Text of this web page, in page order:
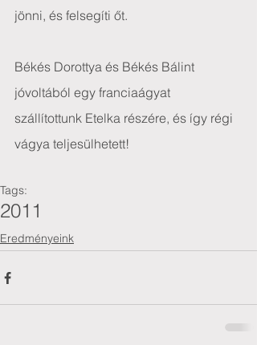
jönni, és felsegíti őt.
Békés Dorottya és Békés Bálint
jóvoltából egy franciaágyat
szállítottunk Etelka részére, és így régi
vágya teljesülhetett!
Tags:
2011
Eredményeink